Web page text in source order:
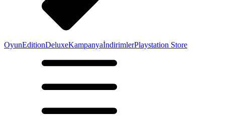
OyunEditionDeluxeKampanyaİndirimlerPlaystation Store